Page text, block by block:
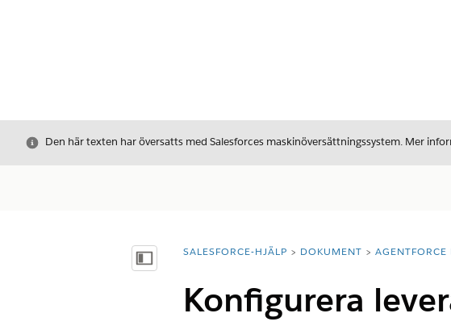
Stäng
Den här texten har översatts med Salesforces maskinöversättningssystem. Mer
Visa innehållsförteckning
Du är här:
SALESFORCE-HJÄLP DOKUMENT AGENTFORCE
Konfigurera